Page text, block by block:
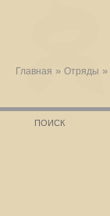
Главная » Отряды »
ПОИСК